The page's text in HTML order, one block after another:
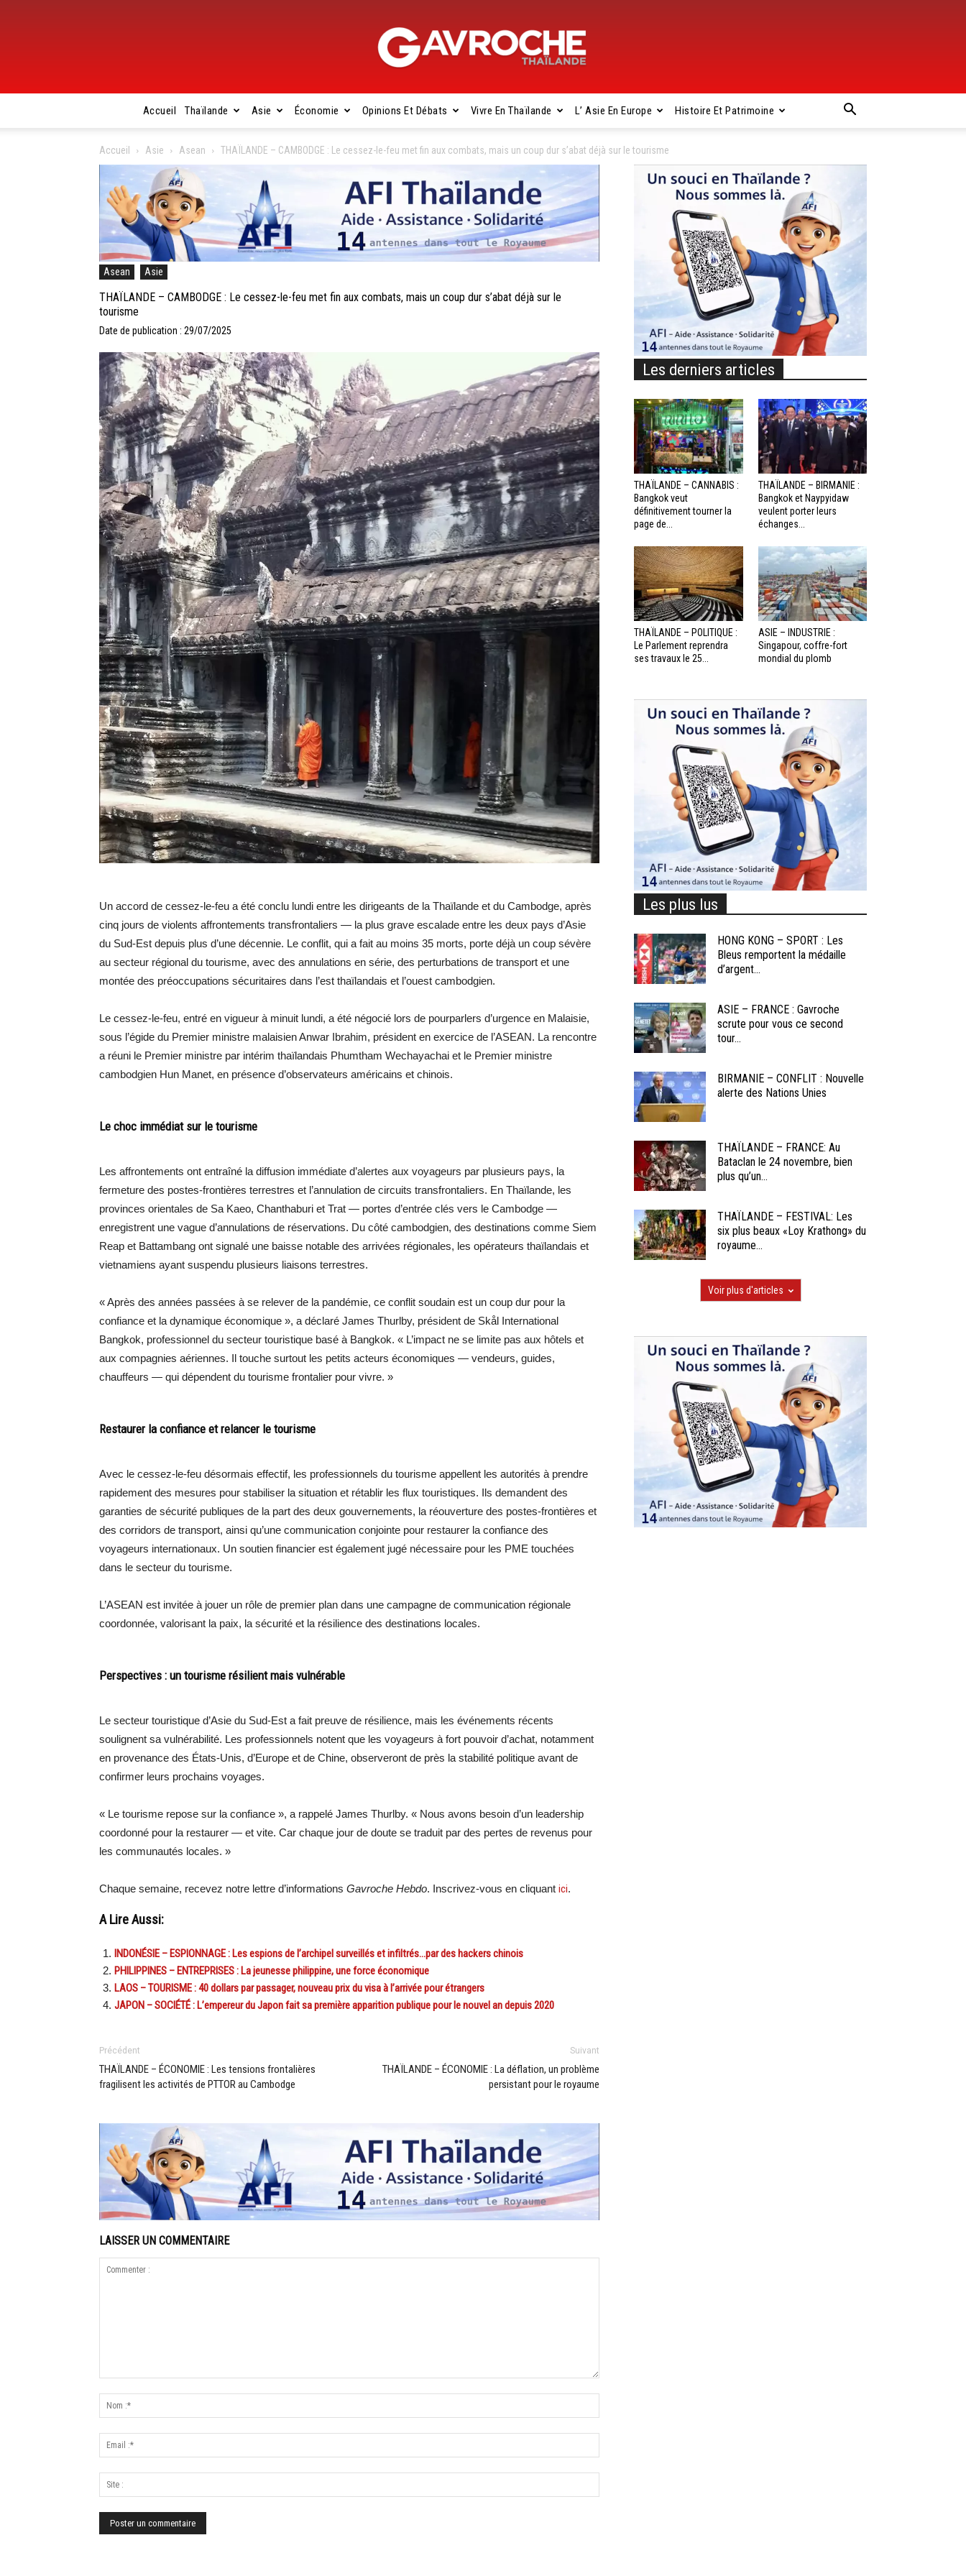
Gavroche
Thaïlande
Accueil Thaïlande Asie Économie Opinions Et Débats Vivre En Thaïlande L’ Asie En Europe Histoire Et Patrimoine
Accueil Asie Asean THAÏLANDE – CAMBODGE : Le cessez-le-feu met fin aux combats, mais un coup dur s’abat déjà sur le tourisme
Asean Asie
THAÏLANDE – CAMBODGE : Le cessez-le-feu met fin aux combats, mais un coup dur s’abat déjà sur le
tourisme
Date de publication : 29/07/2025
Un accord de cessez-le-feu a été conclu lundi entre les dirigeants de la Thaïlande et du Cambodge, après
cinq jours de violents affrontements transfrontaliers — la plus grave escalade entre les deux pays d’Asie
du Sud-Est depuis plus d’une décennie. Le conflit, qui a fait au moins 35 morts, porte déjà un coup sévère
au secteur régional du tourisme, avec des annulations en série, des perturbations de transport et une
montée des préoccupations sécuritaires dans l’est thaïlandais et l’ouest cambodgien.
Le cessez-le-feu, entré en vigueur à minuit lundi, a été négocié lors de pourparlers d’urgence en Malaisie,
sous l’égide du Premier ministre malaisien Anwar Ibrahim, président en exercice de l’ASEAN. La rencontre
a réuni le Premier ministre par intérim thaïlandais Phumtham Wechayachai et le Premier ministre
cambodgien Hun Manet, en présence d’observateurs américains et chinois.
Le choc immédiat sur le tourisme
Les affrontements ont entraîné la diffusion immédiate d’alertes aux voyageurs par plusieurs pays, la
fermeture des postes-frontières terrestres et l’annulation de circuits transfrontaliers. En Thaïlande, les
provinces orientales de Sa Kaeo, Chanthaburi et Trat — portes d’entrée clés vers le Cambodge —
enregistrent une vague d’annulations de réservations. Du côté cambodgien, des destinations comme Siem
Reap et Battambang ont signalé une baisse notable des arrivées régionales, les opérateurs thaïlandais et
vietnamiens ayant suspendu plusieurs liaisons terrestres.
« Après des années passées à se relever de la pandémie, ce conflit soudain est un coup dur pour la
confiance et la dynamique économique », a déclaré James Thurlby, président de Skål International
Bangkok, professionnel du secteur touristique basé à Bangkok. « L’impact ne se limite pas aux hôtels et
aux compagnies aériennes. Il touche surtout les petits acteurs économiques — vendeurs, guides,
chauffeurs — qui dépendent du tourisme frontalier pour vivre. »
Restaurer la confiance et relancer le tourisme
Avec le cessez-le-feu désormais effectif, les professionnels du tourisme appellent les autorités à prendre
rapidement des mesures pour stabiliser la situation et rétablir les flux touristiques. Ils demandent des
garanties de sécurité publiques de la part des deux gouvernements, la réouverture des postes-frontières et
des corridors de transport, ainsi qu’une communication conjointe pour restaurer la confiance des
voyageurs internationaux. Un soutien financier est également jugé nécessaire pour les PME touchées
dans le secteur du tourisme.
L’ASEAN est invitée à jouer un rôle de premier plan dans une campagne de communication régionale
coordonnée, valorisant la paix, la sécurité et la résilience des destinations locales.
Perspectives : un tourisme résilient mais vulnérable
Le secteur touristique d’Asie du Sud-Est a fait preuve de résilience, mais les événements récents
soulignent sa vulnérabilité. Les professionnels notent que les voyageurs à fort pouvoir d’achat, notamment
en provenance des États-Unis, d’Europe et de Chine, observeront de près la stabilité politique avant de
confirmer leurs prochains voyages.
« Le tourisme repose sur la confiance », a rappelé James Thurlby. « Nous avons besoin d’un leadership
coordonné pour la restaurer — et vite. Car chaque jour de doute se traduit par des pertes de revenus pour
les communautés locales. »
Chaque semaine, recevez notre lettre d’informations Gavroche Hebdo. Inscrivez-vous en cliquant ici.
A Lire Aussi:
INDONÉSIE – ESPIONNAGE : Les espions de l’archipel surveillés et infiltrés…par des hackers chinois
PHILIPPINES – ENTREPRISES : La jeunesse philippine, une force économique
LAOS – TOURISME : 40 dollars par passager, nouveau prix du visa à l’arrivée pour étrangers
JAPON – SOCIÉTÉ : L’empereur du Japon fait sa première apparition publique pour le nouvel an depuis 2020
Précédent
THAÏLANDE – ÉCONOMIE : Les tensions frontalières
fragilisent les activités de PTTOR au Cambodge
Suivant
THAÏLANDE – ÉCONOMIE : La déflation, un problème
persistant pour le royaume
LAISSER UN COMMENTAIRE
Les derniers articles
THAÏLANDE – CANNABIS :
Bangkok veut
définitivement tourner la
page de...
THAÏLANDE – BIRMANIE :
Bangkok et Naypyidaw
veulent porter leurs
échanges...
THAÏLANDE – POLITIQUE :
Le Parlement reprendra
ses travaux le 25...
ASIE – INDUSTRIE :
Singapour, coffre-fort
mondial du plomb
Les plus lus
HONG KONG – SPORT : Les
Bleus remportent la médaille
d’argent...
ASIE – FRANCE : Gavroche
scrute pour vous ce second
tour...
BIRMANIE – CONFLIT : Nouvelle
alerte des Nations Unies
THAÏLANDE – FRANCE: Au
Bataclan le 24 novembre, bien
plus qu’un...
THAÏLANDE – FESTIVAL: Les
six plus beaux «Loy Krathong» du
royaume...
Voir plus d'articles